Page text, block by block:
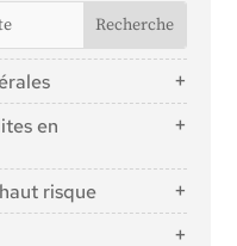
en
matière d'IA
risque
systèmes d'IA comme